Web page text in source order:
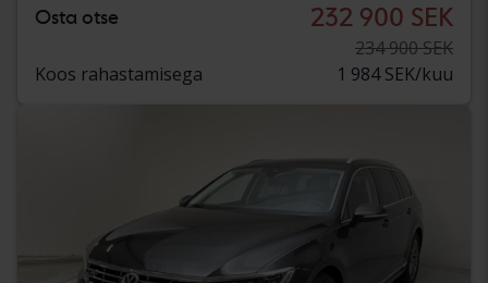
Osta otse 232 900 SEK
234 900 SEK
Koos rahastamisega
1 984 SEK/kuu